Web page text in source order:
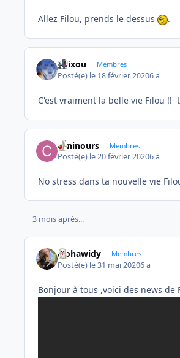
Allez Filou, prends le dessus .
felixou Membres
Posté(e) le 18 février 20206 a
C'est vraiment la belle vie Filou
caninours Membres
Posté(e) le 20 février 20206 a
No stress dans ta nouvelle vie
3 mois après...
alohawidy Membres
Posté(e) le 31 mai 20206 a
Bonjour à tous ,voici des news